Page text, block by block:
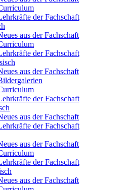
der Fachschaft
aus der Fachschaft
der Fachschaft
aus der Fachschaft
der Fachschaft
aus der Fachschaft
der Fachschaft
aus der Fachschaft
der Fachschaft
aus der Fachschaft